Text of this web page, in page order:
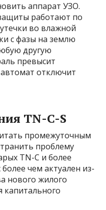
аппарат УЗО.
работают по
во влажной
с фазы на землю
другую
превысит
отключит
TN-C-S
промежуточным
проблему
TN-C и более
чем актуален из-
нового жилого
капитального